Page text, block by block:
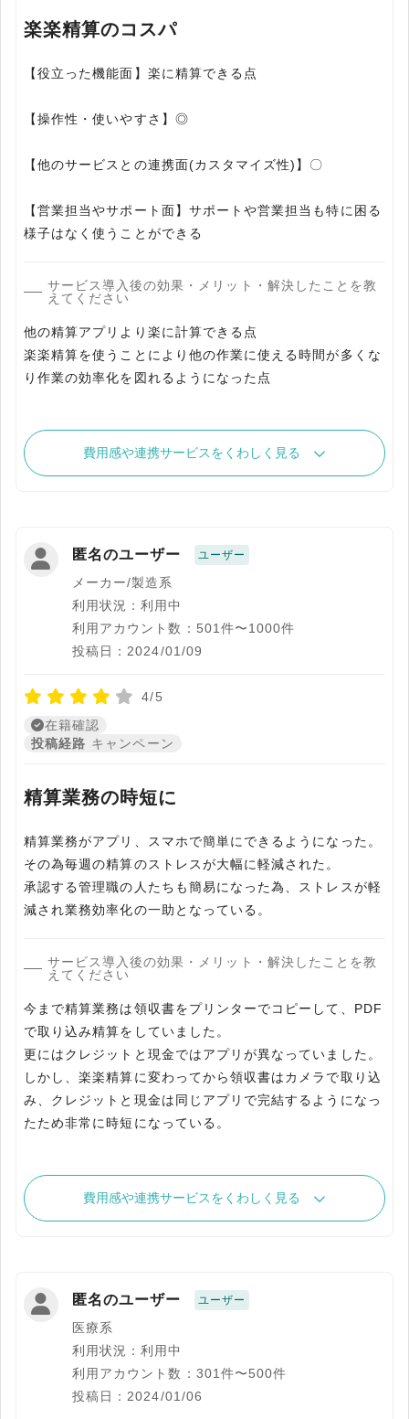
楽楽精算のコスパ
【役立った機能面】楽に精算できる点
【操作性・使いやすさ】◎
【他のサービスとの連携面(カスタマイズ性)】〇
【営業担当やサポート面】サポートや営業担当も特に困る
様子はなく使うことができる
サービス導入後の効果・メリット・解決したことを教
えてください
他の精算アプリより楽に計算できる点
楽楽精算を使うことにより他の作業に使える時間が多くな
り作業の効率化を図れるようになった点
費用感や連携サービスをくわしく見る
匿名のユーザー ユーザー
メーカー/製造系
利用状況：利用中
利用アカウント数：501件〜1000件
投稿日：2024/01/09
4/5
在籍確認
投稿経路 キャンペーン
精算業務の時短に
精算業務がアプリ、スマホで簡単にできるようになった。
その為毎週の精算のストレスが大幅に軽減された。
承認する管理職の人たちも簡易になった為、ストレスが軽
減され業務効率化の一助となっている。
サービス導入後の効果・メリット・解決したことを教
えてください
今まで精算業務は領収書をプリンターでコピーして、PDF
で取り込み精算をしていました。
更にはクレジットと現金ではアプリが異なっていました。
しかし、楽楽精算に変わってから領収書はカメラで取り込
み、クレジットと現金は同じアプリで完結するようになっ
たため非常に時短になっている。
費用感や連携サービスをくわしく見る
匿名のユーザー ユーザー
医療系
利用状況：利用中
利用アカウント数：301件〜500件
投稿日：2024/01/06